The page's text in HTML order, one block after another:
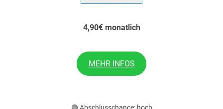
4,90€ monatlich
MEHR INFOS